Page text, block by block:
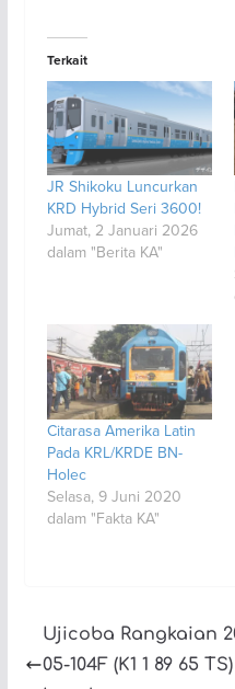
Terkait
JR Shikoku Luncurkan
KRD Hybrid Seri 3600!
Jumat, 2 Januari 2026
dalam "Berita KA"
Citarasa Amerika Latin
Pada KRL/KRDE BN-
Holec
Selasa, 9 Juni 2020
dalam "Fakta KA"
Ujicoba Rangkaian
05-104F (K1 1 89 65